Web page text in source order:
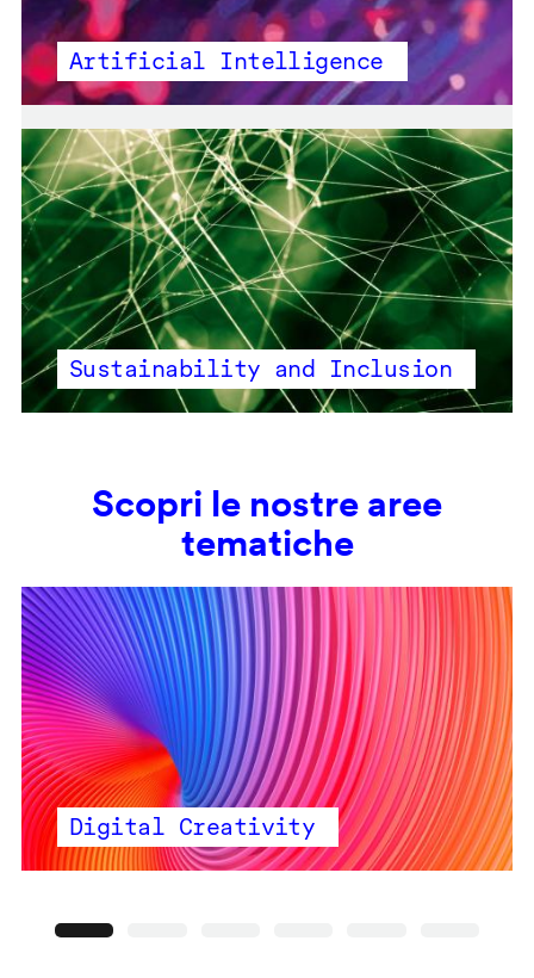
Artificial Intelligence
Sustainability and Inclusion
Scopri le nostre aree
tematiche
Digital Creativity